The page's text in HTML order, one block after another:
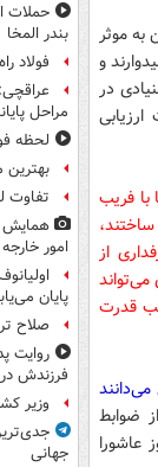
به موثر
امیدوارند و
در
فریب
از
قدرت
ضوابط
عاشورا
حملات
بندر المخا
فولاد
مراحل
لحظه
بهترین
تفاوت
همایش
امور خارجه
پایان
صلاح
روایت
فرزندش در
وزیر
جهانی